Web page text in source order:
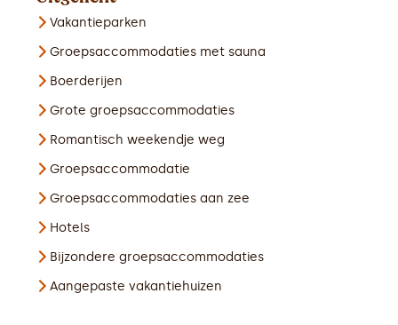
Vakantieparken
Groepsaccommodaties met sauna
Boerderijen
Grote groepsaccommodaties
Romantisch weekendje weg
Groepsaccommodatie
Groepsaccommodaties aan zee
Hotels
Bijzondere groepsaccommodaties
Aangepaste vakantiehuizen